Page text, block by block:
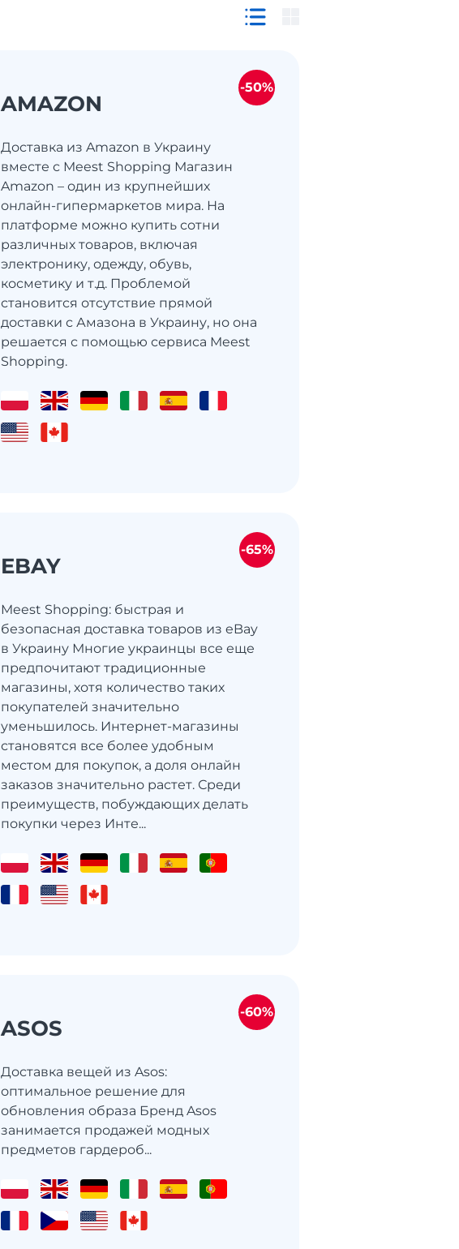
AMAZON
Доставка из Amazon в Украину
вместе с Meest Shopping Магазин
Amazon – один из крупнейших
онлайн-гипермаркетов мира. На
платформе можно купить сотни
различных товаров, включая
электронику, одежду, обувь,
косметику и т.д. Проблемой
становится отсутствие прямой
доставки с Амазона в Украину, но она
решается с помощью сервиса Meest
Shopping.
-50%
EBAY
Meest Shopping: быстрая и
безопасная доставка товаров из eBay
в Украину Многие украинцы все еще
предпочитают традиционные
магазины, хотя количество таких
покупателей значительно
уменьшилось. Интернет-магазины
становятся все более удобным
местом для покупок, а доля онлайн
заказов значительно растет. Среди
преимуществ, побуждающих делать
покупки через Инте...
-65%
ASOS
Доставка вещей из Asos:
оптимальное решение для
обновления образа Бренд Asos
занимается продажей модных
предметов гардероб...
-60%